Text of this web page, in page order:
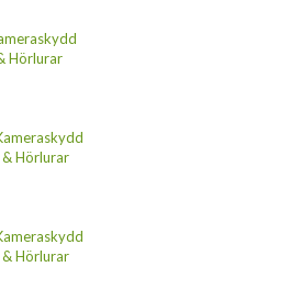
Hörlurar
& Hörlurar
& Hörlurar